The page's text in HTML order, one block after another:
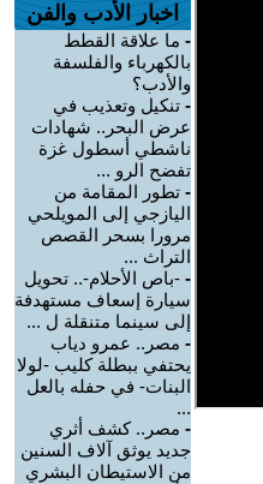
اخبار الأدب والفن
- ما علاقة القطط
بالكهرباء والفلسفة
والأدب؟
- تنكيل وتعذيب في
عرض البحر.. شهادات
ناشطي أسطول غزة
تفضح الرو ...
- تطور المقامة من
اليازجي إلى المويلحي
مرورا بسحر القصص
التراث ...
- -باص الأحلام-.. تحويل
سيارة إسعاف مستهدفة
إلى سينما متنقلة ل ...
- مصر.. عمرو دياب
يحتفي ببطلة كليب -لولا
البنات- في حفله بالعل
...
- مصر.. كشف أثري
جديد يوثق آلاف السنين
من الاستيطان البشري